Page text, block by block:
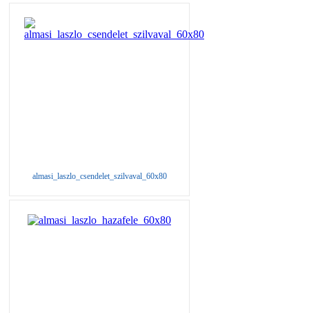
almasi_laszlo_csendelet_szilvaval_60x80